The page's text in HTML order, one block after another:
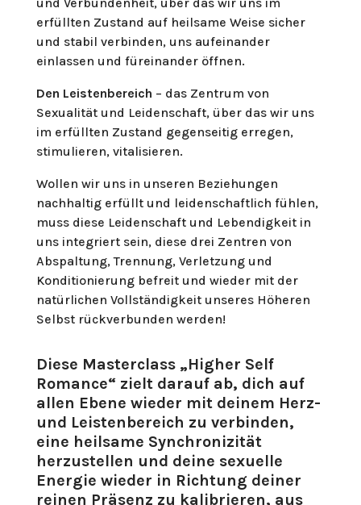
erfüllten Zustand auf heilsame Weise sicher
und stabil verbinden, uns aufeinander
einlassen und füreinander öffnen.
Den Leistenbereich – das Zentrum von
Sexualität und Leidenschaft, über das wir uns
im erfüllten Zustand gegenseitig erregen,
stimulieren, vitalisieren.
Wollen wir uns in unseren Beziehungen
nachhaltig erfüllt und leidenschaftlich fühlen,
muss diese Leidenschaft und Lebendigkeit in
uns integriert sein, diese drei Zentren von
Abspaltung, Trennung, Verletzung und
Konditionierung befreit und wieder mit der
natürlichen Vollständigkeit unseres Höheren
Selbst rückverbunden werden!
Diese Masterclass „Higher Self
Romance“ zielt darauf ab, dich auf
allen Ebene wieder mit deinem Herz-
und Leistenbereich zu verbinden,
eine heilsame Synchronizität
herzustellen und deine sexuelle
Energie wieder in Richtung deiner
reinen Präsenz zu kalibrieren, aus